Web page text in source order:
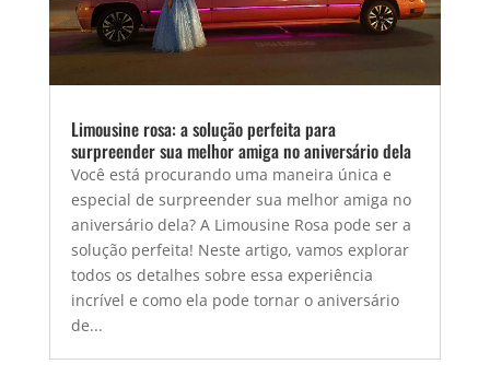
Limousine rosa: a solução perfeita para
surpreender sua melhor amiga no aniversário dela
Você está procurando uma maneira única e
especial de surpreender sua melhor amiga no
aniversário dela? A Limousine Rosa pode ser a
solução perfeita! Neste artigo, vamos explorar
todos os detalhes sobre essa experiência
incrível e como ela pode tornar o aniversário
de...